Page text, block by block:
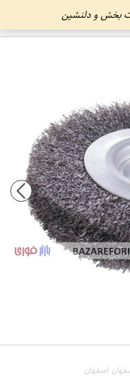
بخش و دلنشین
اصفهان